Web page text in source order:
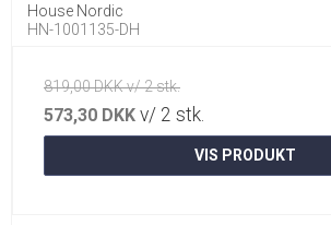
House Nordic
HN-1001135-DH
819,00 DKK v/ 2 stk.
573,30 DKK v/ 2 stk.
VIS PRODUKT